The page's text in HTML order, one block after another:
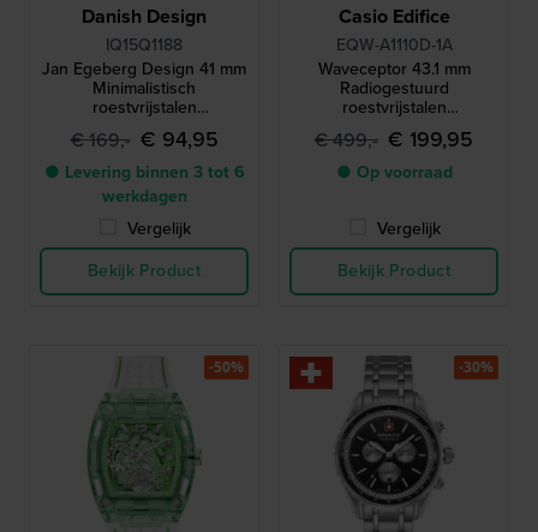
Danish Design
IQ15Q1188
Jan Egeberg Design 41 mm
Minimalistisch
roestvrijstalen
quartzhorloge met datum
€ 169,- € 94,95
● Levering binnen 3 tot 6
werkdagen
Vergelijk
Bekijk Product
Casio Edifice
EQW-A1110D-1A
Waveceptor 43.1 mm
Radiogestuurd
roestvrijstalen
quartzhorloge op zonne-
energie met 24-
uursindicator
€ 499,- € 199,95
● Op voorraad
Vergelijk
Bekijk Product
-50% -30%